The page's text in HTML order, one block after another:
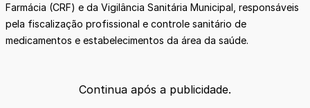
Farmácia (CRF) e da Vigilância Sanitária Municipal, responsáveis
pela fiscalização profissional e controle sanitário de
medicamentos e estabelecimentos da área da saúde.
Continua após a publicidade.